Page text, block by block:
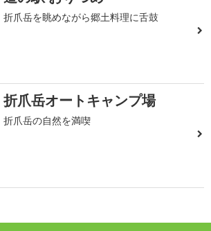
折爪岳を眺めながら郷土料理に舌鼓
折爪岳オートキャンプ場
折爪岳の自然を満喫